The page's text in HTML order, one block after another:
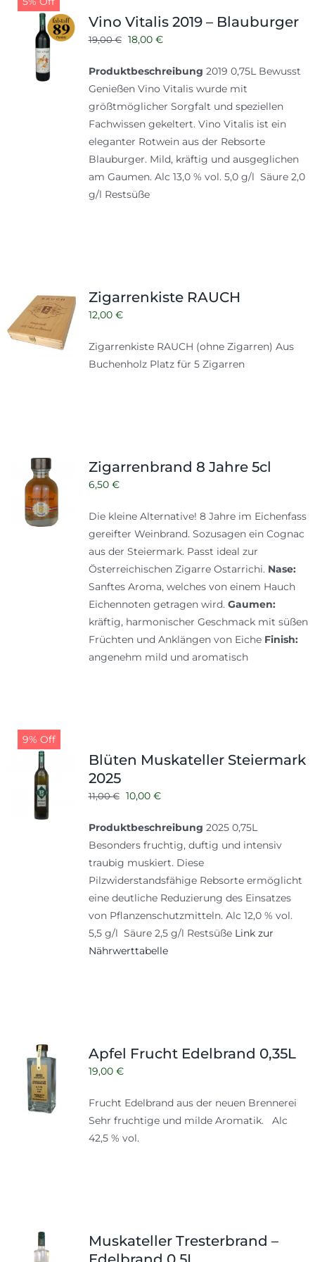
Kontakt
Tabak
Zubehör
Vino Vitalis 2019 – Blauburger
19,00€ Ursprünglicher
war:
19,00 €
18,00 €Aktueller
ist:
18,00 €.
Produktbeschreibung 2019 0,75L Bewusst
Genießen Vino Vitalis wurde mit
größtmöglicher Sorgfalt und speziellen
Fachwissen gekeltert. Vino Vitalis ist ein
eleganter Rotwein aus der Rebsorte
Blauburger. Mild, kräftig und ausgeglichen
am Gaumen. Alc 13,0 % vol. 5,0 g/l Säure 2,0
g/l Restsüße
Zigarrenkiste RAUCH
12,00 €
Zigarrenkiste RAUCH (ohne Zigarren) Aus
Buchenholz Platz für 5 Zigarren
Zigarrenbrand 8 Jahre 5cl
6,50 €
Die kleine Alternative! 8 Jahre im Eichenfass
gereifter Weinbrand. Sozusagen ein Cognac
aus der Steiermark. Passt ideal zur
Österreichischen Zigarre Ostarrichi. Nase:
Sanftes Aroma, welches von einem Hauch
Eichennoten getragen wird. Gaumen:
kräftig, harmonischer Geschmack mit süßen
Früchten und Anklängen von Eiche Finish:
angenehm mild und aromatisch
9% Off
Blüten Muskateller Steiermark
2025
11,00€ Ursprünglicher
war:
11,00 €
10,00 €Aktueller
ist:
10,00 €.
Produktbeschreibung 2025 0,75L
Besonders fruchtig, duftig und intensiv
traubig muskiert. Diese
Pilzwiderstandsfähige Rebsorte ermöglicht
eine deutliche Reduzierung des Einsatzes
von Pflanzenschutzmitteln. Alc 12,0 % vol.
5,5 g/l Säure 2,5 g/l Restsüße Link zur
Nährwerttabelle
Apfel Frucht Edelbrand 0,35L
19,00 €
Frucht Edelbrand aus der neuen Brennerei
Sehr fruchtige und milde Aromatik. Alc
42,5 % vol.
Muskateller Tresterbrand –